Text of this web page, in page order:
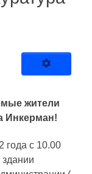
жители
Инкерман!
года с 10.00